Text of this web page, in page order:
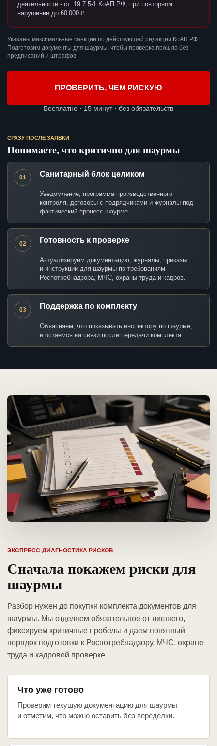
деятельности - ст. 19.7.5-1 КоАП РФ, при повторном
нарушении до 60 000 ₽
Указаны максимальные санкции по действующей редакции КоАП РФ.
Подготовим документы для шаурмы, чтобы проверка прошла без
предписаний и штрафов.
ПРОВЕРИТЬ, ЧЕМ РИСКУЮ
Бесплатно · 15 минут · без обязательств
СРАЗУ ПОСЛЕ ЗАЯВКИ
Понимаете, что критично для шаурмы
01 Санитарный блок целиком
Уведомление, программа производственного
контроля, договоры с подрядчиками и журналы под
фактический процесс шаурме.
02 Готовность к проверке
Актуализируем документацию, журналы, приказы
и инструкции для шаурмы по требованиям
Роспотребнадзора, МЧС, охраны труда и кадров.
03 Поддержка по комплекту
Объясняем, что показывать инспектору по шаурме,
и остаемся на связи после передачи комплекта.
ЭКСПРЕСС-ДИАГНОСТИКА РИСКОВ
Сначала покажем риски для
шаурмы
Разбор нужен до покупки комплекта документов для
шаурмы. Мы отделяем обязательное от лишнего,
фиксируем критичные пробелы и даем понятный
порядок подготовки к Роспотребнадзору, МЧС, охране
труда и кадровой проверке.
Что уже готово
Проверим текущую документацию для шаурмы
и отметим, что можно оставить без переделки.